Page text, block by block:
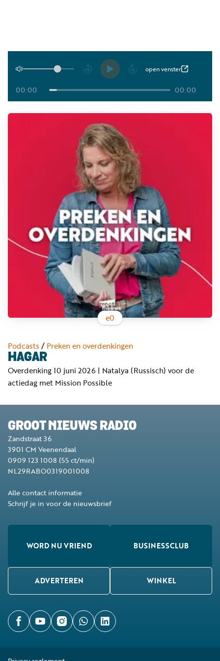
Afspelen open venster
00:00 00:00
e0
Podcasts / Preken en overdenkingen
HAGAR
Overdenking 10 juni 2026 | Natalya (Russisch) voor de
actiedag met Mission Possible
GROOT NIEUWS RADIO
Zandstraat 36
3901 CM Veenendaal
0909 123 1008 (55 ct/min)
NL29RABO0319001008
Alle contact informatie
Schrijf je in voor de nieuwsbrief
WORD NU VRIEND BUSINESSCLUB
ADVERTEREN WINKEL
Podcasts
Muziek
Artikelen
nu
vriend
Businessclub
Adverteren
Privacy
reglement
Algemene
voorwaarden